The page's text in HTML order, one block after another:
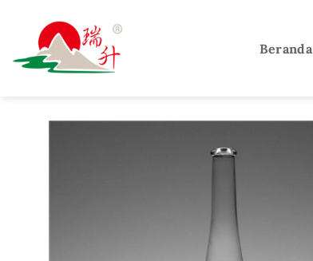
konten
Beranda